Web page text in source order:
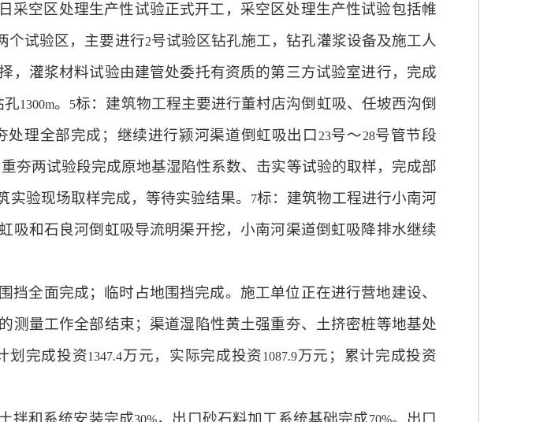
日采空区处理生产性试验正式开工，采空区处理生产性试验包括帷
个试验区，主要进行2号试验区钻孔施工，钻孔灌浆设备及施工人
，灌浆材料试验由建管处委托有资质的第三方试验室进行，完成
孔1300m。 5标：建筑物工程主要进行董村店沟倒虹吸、任坡西沟倒
理全部完成；继续进行颍河渠道倒虹吸出口 23号～28号管节段
夯两试验段完成原地基湿陷性系数、击实等试验的取样，完成部
验现场取样完成，等待实验结果。
7标：建筑物工程进行小南河
吸和石良河倒虹吸导流明渠开挖，小南河渠道倒虹吸降排水继续
全面完成；临时占地围挡完成。施工单位正在进行营地建设、
测量工作全部结束；渠道湿陷性黄土强重夯、土挤密桩等地基处
划完成投资1347.4万元，实际完成投资1087.9万元；累计完成投资
拌和系统安装完成30%，出口砂石料加工系统基础完成70%。出口